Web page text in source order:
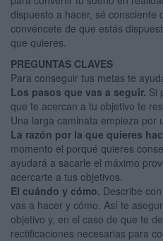
dispuesto a hacer, sé consciente
convéncete de que estás
que quieres.
PREGUNTAS CLAVES
Para conseguir tus metas te
Los pasos que vas a seguir. Si
que te acercan a tu objetivo te
Una larga caminata empieza por
La razón por la que quieres
momento el porqué quieres
ayudará a sacarle el máximo
acercarte a tus objetivos.
El cuándo y cómo. Describe
vas a hacer y cómo. Así te
objetivo y, en el caso de que te
rectificaciones necesarias para